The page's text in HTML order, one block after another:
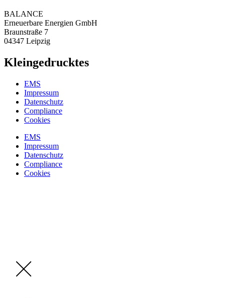
BALANCE
Erneuerbare Energien GmbH
Braunstraße 7
04347 Leipzig
Kleingedrucktes
EMS
Impressum
Datenschutz
Compliance
Cookies
EMS
Impressum
Datenschutz
Compliance
Cookies